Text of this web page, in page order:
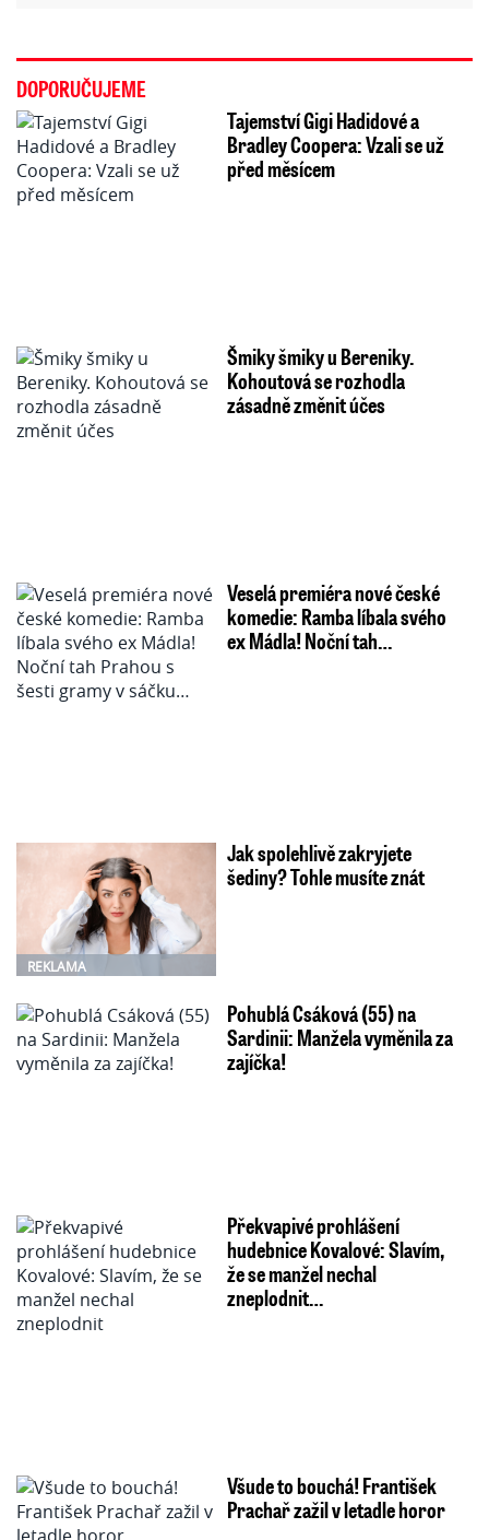
DOPORUČUJEME
Tajemství Gigi Hadidové a
Bradley Coopera: Vzali se už
před měsícem
Šmiky šmiky u Bereniky.
Kohoutová se rozhodla
zásadně změnit účes
Veselá premiéra nové české
komedie: Ramba líbala svého
ex Mádla! Noční tah…
REKLAMA
Jak spolehlivě zakryjete
šediny? Tohle musíte znát
Pohublá Csáková (55) na
Sardinii: Manžela vyměnila za
zajíčka!
Překvapivé prohlášení
hudebnice Kovalové: Slavím,
že se manžel nechal
zneplodnit…
Všude to bouchá! František
Prachař zažil v letadle horor